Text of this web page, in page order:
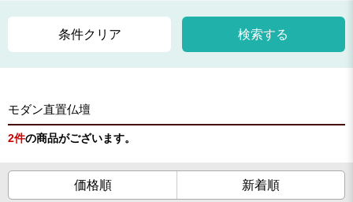
条件クリア 検索する
モダン直置仏壇
2件の商品がございます。
価格順 新着順